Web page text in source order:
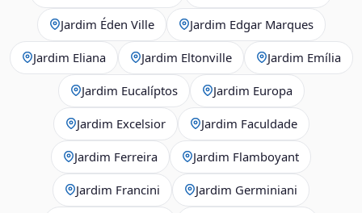
Jardim Éden Ville Jardim Edgar Marques
Jardim Eliana Jardim Eltonville Jardim Emília
Jardim Eucalíptos Jardim Europa
Jardim Excelsior Jardim Faculdade
Jardim Ferreira Jardim Flamboyant
Jardim Francini Jardim Germiniani